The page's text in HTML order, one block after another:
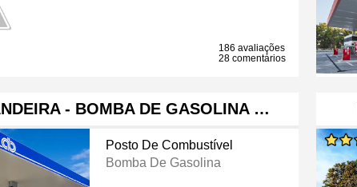
186 avaliações
28 comentários
- BOMBA DE GASOLINA …
Posto De Combustível
Bomba De Gasolina